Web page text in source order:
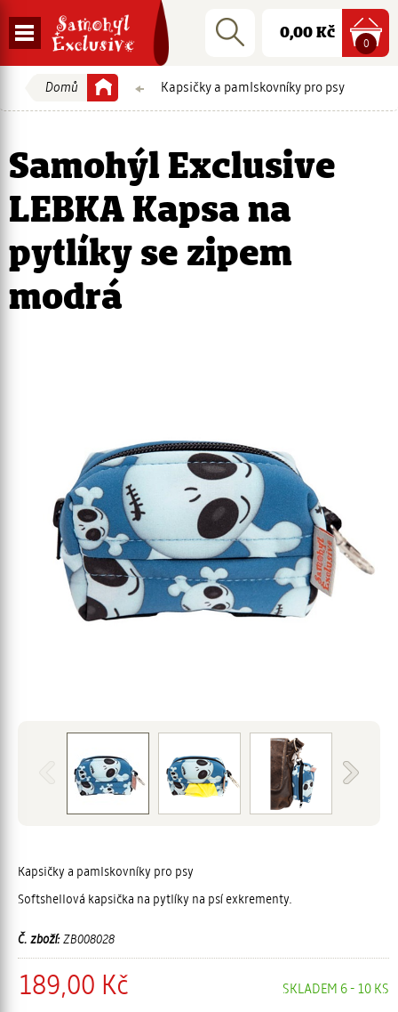
Zobrazit
navigaci
na
hlavní
navigaci
hledání:
Vyhledat
košík
Cena:
0,00 Kč
0
VašeDomů Kapsičky a pamlskovníky pro psy
Samohýl Exclusive
LEBKA Kapsa na
pytlíky se zipem
modrá
Kapsičky a pamlskovníky pro psy
Softshellová kapsička na pytlíky na psí exkrementy.
Č. zboží:ZB008028
189,00 Kč SKLADEM 6 - 10 KS